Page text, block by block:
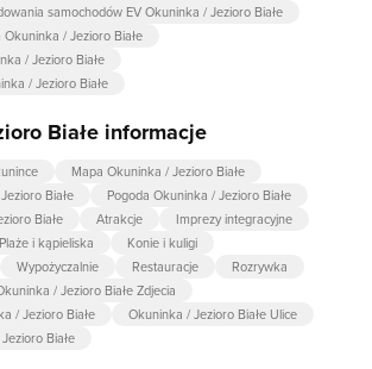
samochodów EV Okuninka / Jezioro Białe
/ Jezioro Białe
/ Jezioro Białe
/ Jezioro Białe
Białe informacje
Mapa Okuninka / Jezioro Białe
Białe
Pogoda Okuninka / Jezioro Białe
Białe
Atrakcje
Imprezy integracyjne
Plaże i kąpieliska
Konie i kuligi
Wypożyczalnie Restauracje
Rozrywka
/ Jezioro Białe Zdjecia
/ Jezioro Białe
Okuninka / Jezioro Białe Ulice
Białe